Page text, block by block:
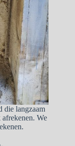
die langzaam
We